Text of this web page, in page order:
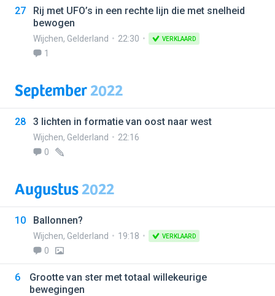
27
Rij met UFO’s in een rechte lijn die met snelheid
bewogen
Wijchen, Gelderland 22:30 VERKLAARD
1
September2022
28 3 lichten in formatie van oost naar west
Wijchen, Gelderland
22:16
0
Augustus2022
10 Ballonnen?
Wijchen, Gelderland 19:18 VERKLAARD
0
6
Grootte van ster met totaal willekeurige
bewegingen